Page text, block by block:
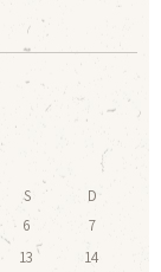
S
D
6
7
13
14